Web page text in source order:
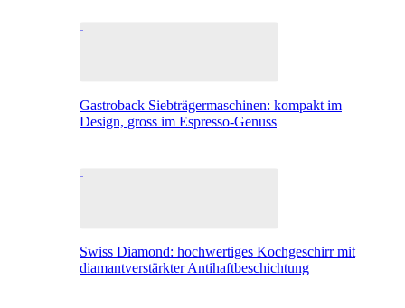
Gastroback Siebträgermaschinen: kompakt im
Design, gross im Espresso-Genuss
Swiss Diamond: hochwertiges Kochgeschirr mit
diamantverstärkter Antihaftbeschichtung